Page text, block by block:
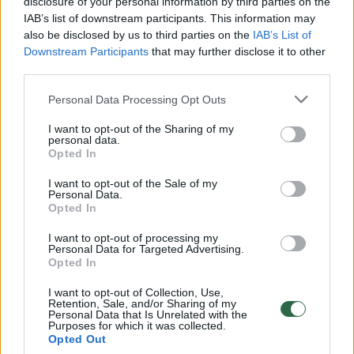
IAB’s list of downstream participants. This information may
also be disclosed by us to third parties on the IAB’s List of
Downstream Participants that may further disclose it to other
Personal Data Processing Opt Outs
I want to opt-out of the Sharing of my
personal data.
Opted In
I want to opt-out of the Sale of my
Personal Data.
Opted In
I want to opt-out of processing my
Personal Data for Targeted Advertising.
Opted In
I want to opt-out of Collection, Use,
Retention, Sale, and/or Sharing of my
Personal Data that Is Unrelated with the
Purposes for which it was collected.
Opted Out
00:00:49
Pateikė daugiau detalių apie iš tėvų paimtus šešis
vaikus: jiems kilusi grėsmė
Vaizdai iš tragiškos avarijos Vilniaus r.: dviejų moterų ir
vaiko gyvybių išgelbėti nepavyko
vaizdas pribloškia
Žinios | Lietuvos diena
00:02:01
„Pagarba pirmajai premjerei“: pasidalijo jautriais
prisiminimais apie Kazimierą Prunskienę